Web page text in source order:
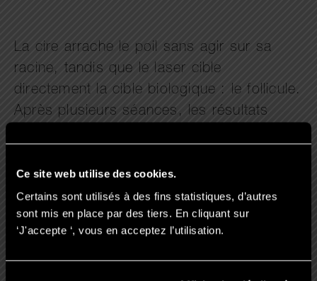
Ce site web utilise des cookies.
Certains sont utilisés à des fins statistiques, d’autres
sont mis en place par des tiers. En cliquant sur
‘J'accepte ‘, vous en acceptez l’utilisation.
La cire arrache le poil sans agir sur sa
racine, tandis que le laser cible
directement la cible biologique : le follicule.
Après plusieurs séances, les résultats
zones.